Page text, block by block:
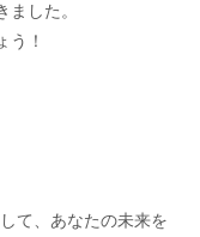
した。
う！
て、あなたの未来を